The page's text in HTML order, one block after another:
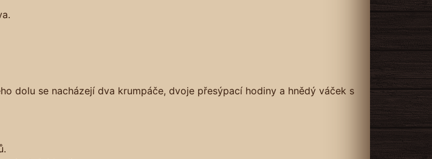
dolu se nacházejí dva krumpáče, dvoje přesýpací hodiny a hnědý váček s